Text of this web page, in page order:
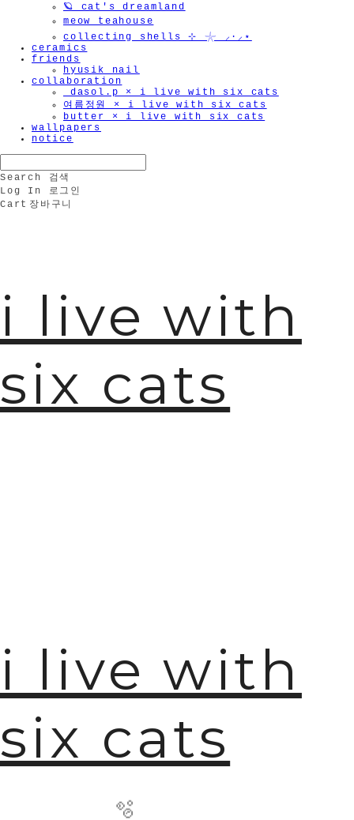
🪐 cat's dreamland
meow teahouse
collecting shells ⊹ 𓇼 ⸝·⸝⋆
ceramics
friends
hyusik_nail
collaboration
_dasol.p × i live with six cats
여름정원 × i live with six cats
butter × i live with six cats
wallpapers
notice
Search
검색
Log In
로그인
Cart 장바구니
i live with
six cats
i live with
six cats